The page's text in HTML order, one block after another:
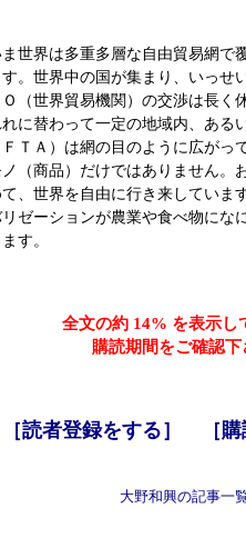
世界は多重多層な自由貿易網で
す。世界中の国が集まり、いっせ
Ｏ（世界貿易機関）の交渉は長く
れに替わって一定の地域内、ある
ＦＴＡ）は網の目のように広がっ
ノ（商品）だけではありません。
、世界を自由に行き来していま
リゼーションが農業や食べ物にな
す。
全文の約 14% を表示し
購読期間をご確認下
［読者登録をする］ ［
大野和興の記事一